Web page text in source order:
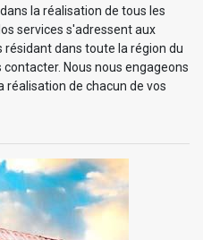
la réalisation de tous les
services s'adressent aux
dans toute la région du
Nous nous engageons
réalisation de chacun de vos